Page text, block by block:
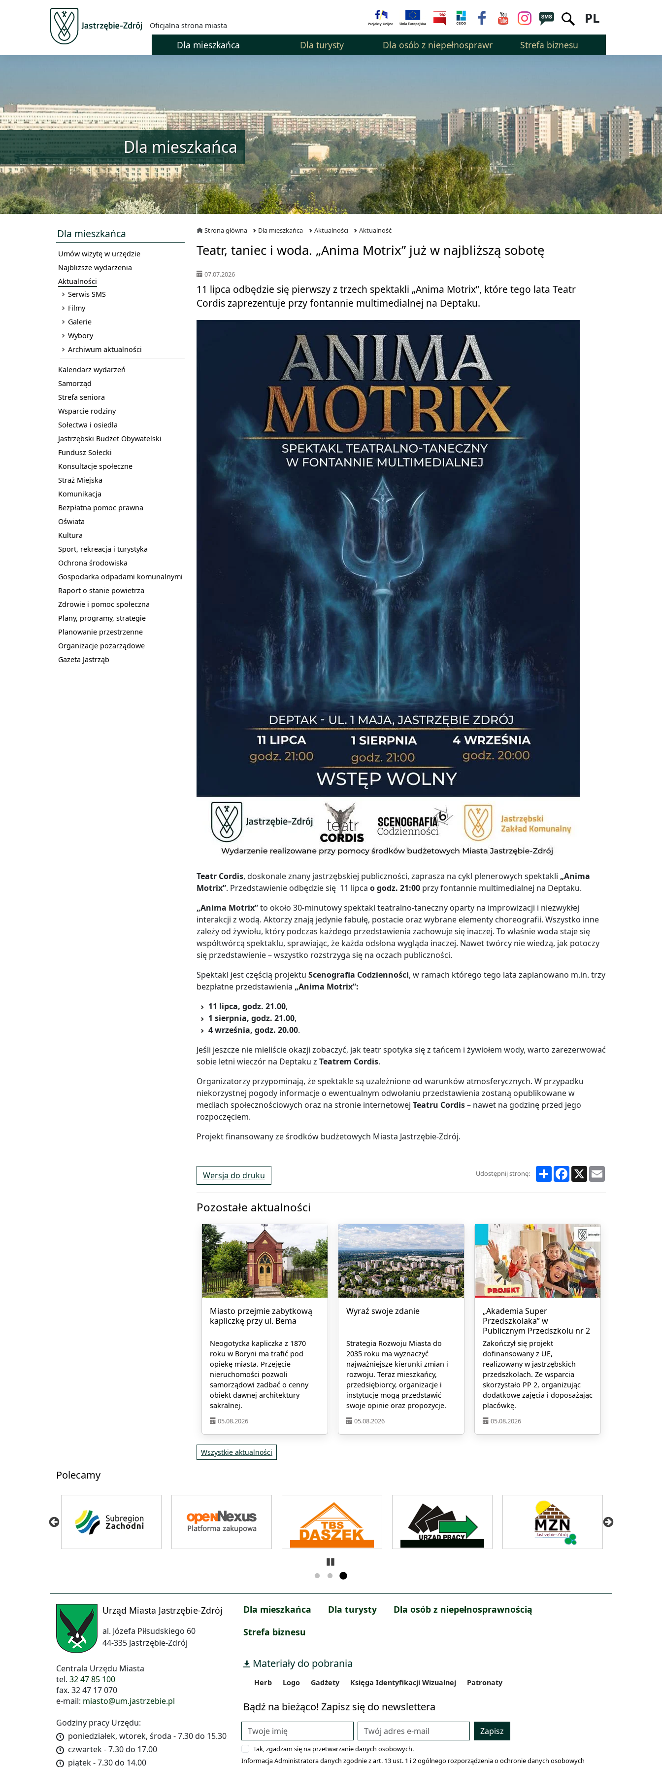
Oficjalna strona miasta PL
Dla mieszkańca Dla turysty Dla osób z niepełnosprawnością Strefa biznesu
Dla mieszkańca
Dla mieszkańca
Umów wizytę w urzędzie
Najbliższe wydarzenia
Aktualności
Serwis SMS
Filmy
Galerie
Wybory
Archiwum aktualności
Kalendarz wydarzeń
Samorząd
Strefa seniora
Wsparcie rodziny
Sołectwa i osiedla
Jastrzębski Budżet Obywatelski
Fundusz Sołecki
Konsultacje społeczne
Straż Miejska
Komunikacja
Bezpłatna pomoc prawna
Oświata
Kultura
Sport, rekreacja i turystyka
Ochrona środowiska
Gospodarka odpadami komunalnymi
Raport o stanie powietrza
Zdrowie i pomoc społeczna
Plany, programy, strategie
Planowanie przestrzenne
Organizacje pozarządowe
Gazeta Jastrząb
Strona główna Dla mieszkańca Aktualności Aktualność
Teatr, taniec i woda. „Anima Motrix” już w najbliższą sobotę
07.07.2026
11 lipca odbędzie się pierwszy z trzech spektakli „Anima Motrix”, które tego lata Teatr
Cordis zaprezentuje przy fontannie multimedialnej na Deptaku.
Teatr Cordis, doskonale znany jastrzębskiej publiczności, zaprasza na cykl plenerowych spektakli „Anima
Motrix”. Przedstawienie odbędzie się 11 lipca o godz. 21:00 przy fontannie multimedialnej na Deptaku.
„Anima Motrix”to około 30-minutowy spektakl teatralno-taneczny oparty na improwizacji i niezwykłej
interakcji z wodą. Aktorzy znają jedynie fabułę, postacie oraz wybrane elementy choreografii. Wszystko inne
zależy od żywiołu, który podczas każdego przedstawienia zachowuje się inaczej. To właśnie woda staje się
współtwórcą spektaklu, sprawiając, że każda odsłona wygląda inaczej. Nawet twórcy nie wiedzą, jak potoczy
się przedstawienie – wszystko rozstrzyga się na oczach publiczności.
Spektakl jest częścią projektu Scenografia Codzienności, w ramach którego tego lata zaplanowano m.in. trzy
bezpłatne przedstawienia „Anima Motrix”:
11 lipca, godz. 21.00,
1 sierpnia, godz. 21.00,
4 września, godz. 20.00.
Jeśli jeszcze nie mieliście okazji zobaczyć, jak teatr spotyka się z tańcem i żywiołem wody, warto zarezerwować
sobie letni wieczór na Deptaku z Teatrem Cordis.
Organizatorzy przypominają, że spektakle są uzależnione od warunków atmosferycznych. W przypadku
niekorzystnej pogody informacje o ewentualnym odwołaniu przedstawienia zostaną opublikowane w
mediach społecznościowych oraz na stronie internetowej Teatru Cordis– nawet na godzinę przed jego
rozpoczęciem.
Projekt finansowany ze środków budżetowych Miasta Jastrzębie-Zdrój.
Wersja do druku Udostępnij stronę: ShareFacebook
X
Pozostałe aktualności
Miasto przejmie zabytkową
kapliczkę przy ul. Bema
Neogotycka kapliczka z 1870
roku w Boryni ma trafić pod
opiekę miasta. Przejęcie
nieruchomości pozwoli
samorządowi zadbać o cenny
obiekt dawnej architektury
sakralnej.
05.08.2026
Wyraź swoje zdanie
Strategia Rozwoju Miasta do
2035 roku ma wyznaczyć
najważniejsze kierunki zmian i
rozwoju. Teraz mieszkańcy,
przedsiębiorcy, organizacje i
instytucje mogą przedstawić
swoje opinie oraz propozycje.
05.08.2026
„Akademia Super
Przedszkolaka” w
Publicznym Przedszkolu nr 2
Zakończył się projekt
dofinansowany z UE,
realizowany w jastrzębskich
przedszkolach. Ze wsparcia
skorzystało PP 2, organizując
dodatkowe zajęcia i doposażając
placówkę.
05.08.2026
Wszystkie aktualności
Polecamy
Urząd Miasta Jastrzębie-Zdrój
al. Józefa Piłsudskiego 60
44-335 Jastrzębie-Zdrój
Centrala Urzędu Miasta
tel. 32 47 85 100
fax. 32 47 17 070
e-mail: miasto@um.jastrzebie.pl
Godziny pracy Urzędu:
poniedziałek, wtorek, środa - 7.30 do 15.30
czwartek - 7.30 do 17.00
piątek - 7.30 do 14.00
Dla mieszkańca Dla turysty
Dla osób z niepełnosprawnością
Strefa biznesu
Materiały do pobrania
Herb Logo Gadżety Księga Identyfikacji Wizualnej Patronaty
Bądź na bieżąco! Zapisz się do newslettera
Zapisz
Tak, zgadzam się na przetwarzanie danych osobowych.
Informacja Administratora danych zgodnie z art. 13 ust. 1 i 2 ogólnego rozporządzenia o ochronie danych osobowych